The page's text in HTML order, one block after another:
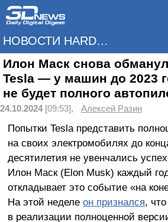
НОВОСТИ HARDWARE
Илон Маск снова
Tesla — у машин до 2023
не будет полного
24.10.2024[09:53], Алексей Разин
Попытки Tesla представить
на своих электромобилях до
десятилетия не увенчались
Илон Маск (Elon Musk) каждый
откладывает это событие «на
На этой неделе он признался,
в реализации полноценной